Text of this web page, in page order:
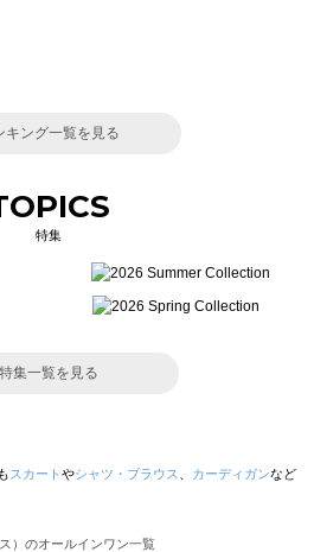
キング一覧を見る
特集
特集一覧を見る
スカート やシャツ・ブラウス カーディガンなど
）のオールインワン一覧